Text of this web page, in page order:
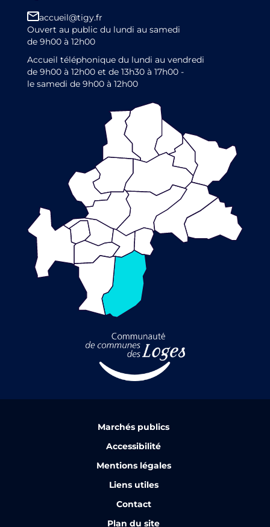
accueil@tigy.fr
Ouvert au public du lundi au samedi
de 9h00 à 12h00
Accueil téléphonique du lundi au vendredi
de 9h00 à 12h00 et de 13h30 à 17h00 -
le samedi de 9h00 à 12h00
Marchés publics
Accessibilité
Mentions légales
Liens utiles
Contact
Plan du site